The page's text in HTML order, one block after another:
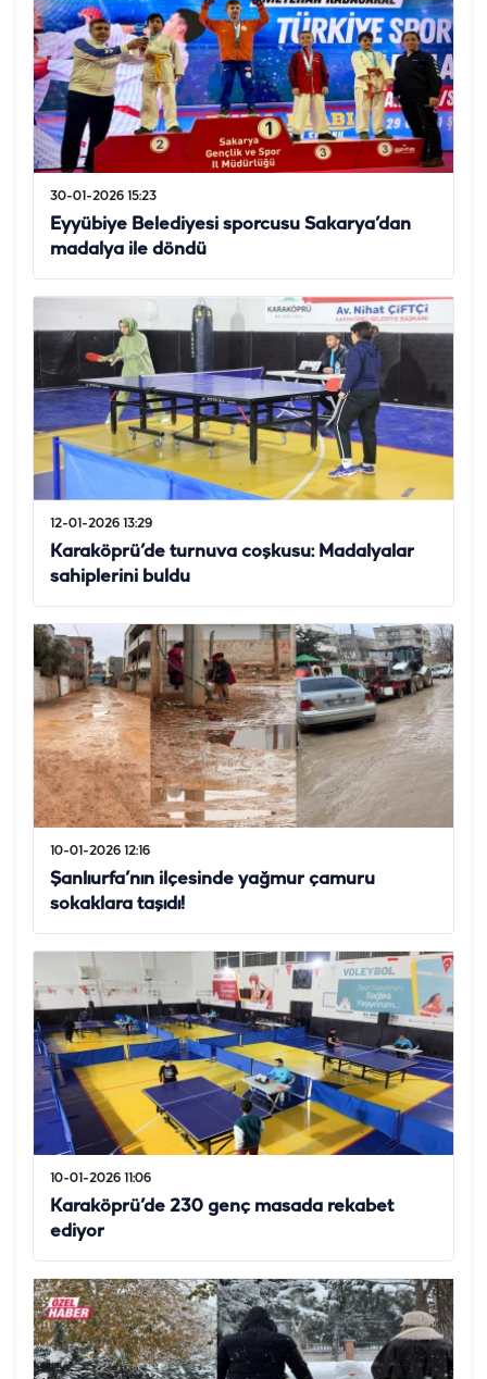
30-01-2026 15:23
Eyyübiye Belediyesi sporcusu Sakarya’dan
madalya ile döndü
12-01-2026 13:29
Karaköprü’de turnuva coşkusu: Madalyalar
sahiplerini buldu
10-01-2026 12:16
Şanlıurfa’nın ilçesinde yağmur çamuru
sokaklara taşıdı!
10-01-2026 11:06
Karaköprü’de 230 genç masada rekabet
ediyor